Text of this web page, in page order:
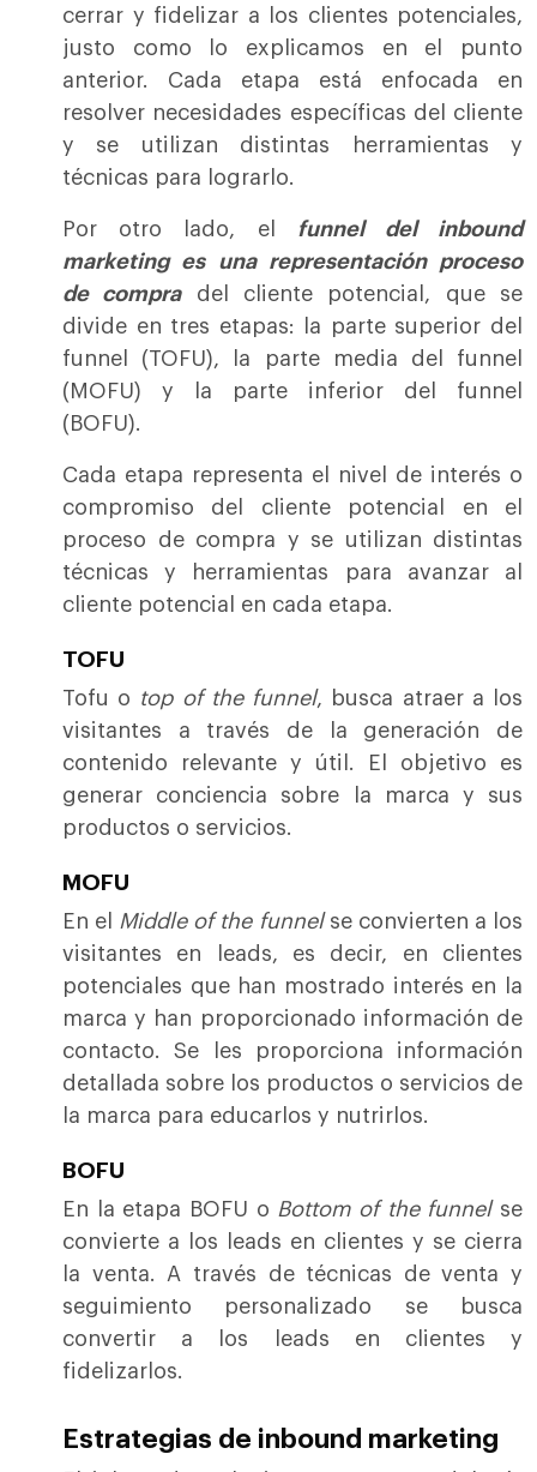
cerrar y fidelizar a los clientes potenciales,
justo como lo explicamos en el punto
anterior. Cada etapa está enfocada en
resolver necesidades específicas del cliente
y se utilizan distintas herramientas y
técnicas para lograrlo.
Por otro lado, el
funnel del inbound
marketing es una representación proceso
de compradel cliente potencial, que se
divide en tres etapas: la parte superior del
funnel (TOFU), la parte media del funnel
(MOFU) y la parte inferior del funnel
(BOFU).
Cada etapa representa el nivel de interés o
compromiso del cliente potencial en el
proceso de compra y se utilizan distintas
técnicas y herramientas para avanzar al
cliente potencial en cada etapa.
TOFU
Tofu o top of the funnel, busca atraer a los
visitantes a través de la generación de
contenido relevante y útil. El objetivo es
generar conciencia sobre la marca y sus
productos o servicios.
MOFU
En el Middle of the funnel se convierten a los
visitantes en leads, es decir, en clientes
potenciales que han mostrado interés en la
marca y han proporcionado información de
contacto. Se les proporciona información
detallada sobre los productos o servicios de
la marca para educarlos y nutrirlos.
BOFU
En la etapa BOFU o Bottom of the funnelse
convierte a los leads en clientes y se cierra
la venta. A través de técnicas de venta y
seguimiento personalizado se busca
convertir a los leads en clientes y
fidelizarlos.
Estrategias de inbound marketing